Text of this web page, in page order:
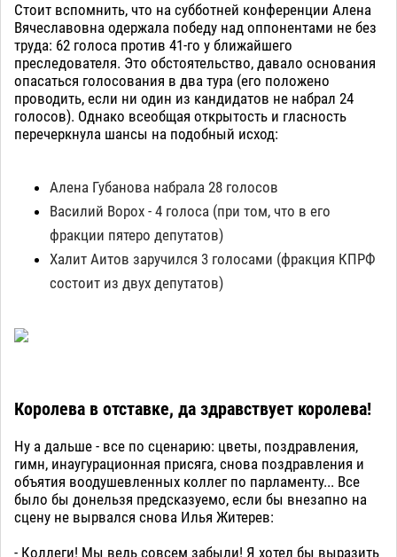
Стоит вспомнить, что на субботней конференции Алена
Вячеславовна одержала победу над оппонентами не без
труда: 62 голоса против 41-го у ближайшего
преследователя. Это обстоятельство, давало основания
опасаться голосования в два тура (его положено
проводить, если ни один из кандидатов не набрал 24
голосов). Однако всеобщая открытость и гласность
перечеркнула шансы на подобный исход:
Алена Губанова набрала 28 голосов
Василий Ворох - 4 голоса (при том, что в его
фракции пятеро депутатов)
Халит Аитов заручился 3 голосами (фракция КПРФ
состоит из двух депутатов)
Королева в отставке, да здравствует королева!
Ну а дальше - все по сценарию: цветы, поздравления,
гимн, инаугурационная присяга, снова поздравления и
объятия воодушевленных коллег по парламенту... Все
было бы донельзя предсказуемо, если бы внезапно на
сцену не вырвался снова Илья Житерев:
- Коллеги! Мы ведь совсем забыли! Я хотел бы выразить